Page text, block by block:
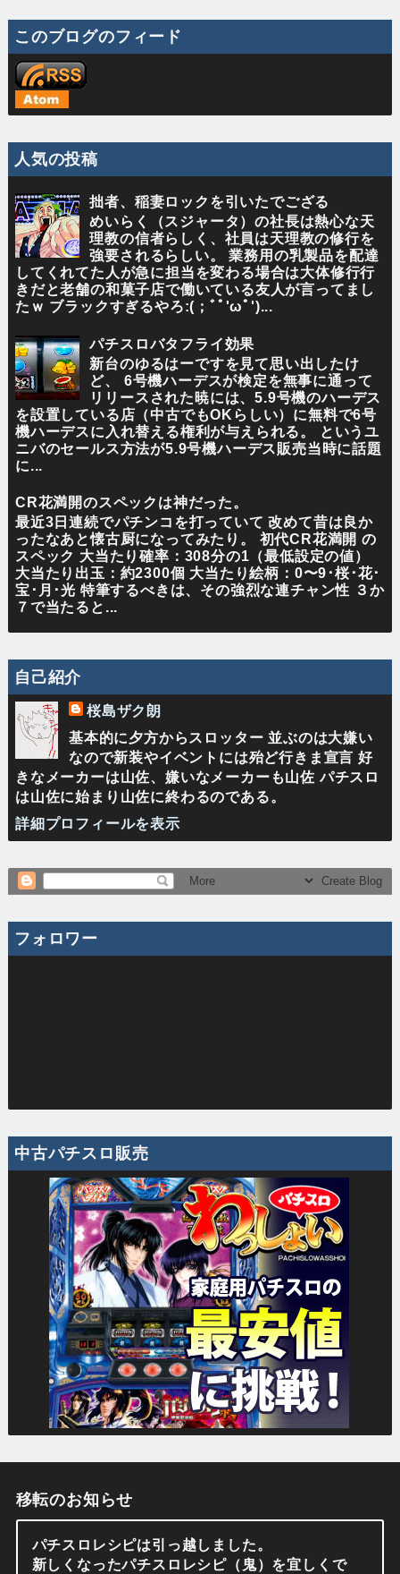
このブログのフィード
人気の投稿
拙者、稲妻ロックを引いたでござる
めいらく（スジャータ）の社長は熱心な天
理教の信者らしく、社員は天理教の修行を
強要されるらしい。 業務用の乳製品を配達
してくれてた人が急に担当を変わる場合は大体修行行
きだと老舗の和菓子店で働いている友人が言ってまし
たｗ ブラックすぎるやろ:(；ﾞﾟ'ωﾟ')...
パチスロバタフライ効果
新台のゆるはーですを見て思い出したけ
ど、 6号機ハーデスが検定を無事に通って
リリースされた暁には、5.9号機のハーデス
を設置している店（中古でもOKらしい）に無料で6号
機ハーデスに入れ替える権利が与えられる。 というユ
ニバのセールス方法が5.9号機ハーデス販売当時に話題
に...
CR花満開のスペックは神だった。
最近3日連続でパチンコを打っていて 改めて昔は良か
ったなあと懐古厨になってみたり。 初代CR花満開 の
スペック 大当たり確率：308分の1（最低設定の値）
大当たり出玉：約2300個 大当たり絵柄：0〜9･桜･花･
宝･月･光 特筆するべきは、その強烈な連チャン性 ３か
７で当たると...
自己紹介
桜島ザク朗
基本的に夕方からスロッター 並ぶのは大嫌い
なので新装やイベントには殆ど行きま宣言 好
きなメーカーは山佐、嫌いなメーカーも山佐 パチスロ
は山佐に始まり山佐に終わるのである。
詳細プロフィールを表示
フォロワー
中古パチスロ販売
移転のお知らせ
パチスロレシピは引っ越しました。
新しくなったパチスロレシピ（鬼）を宜しくで